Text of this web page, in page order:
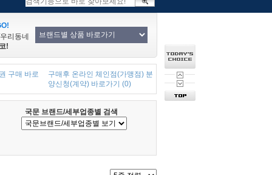
리동네
!
구매 바로
구매후 온라인 체인점(가맹점) 분
양신청(계약) 바로가기 (0)
국문 브랜드/세부업종별 검색